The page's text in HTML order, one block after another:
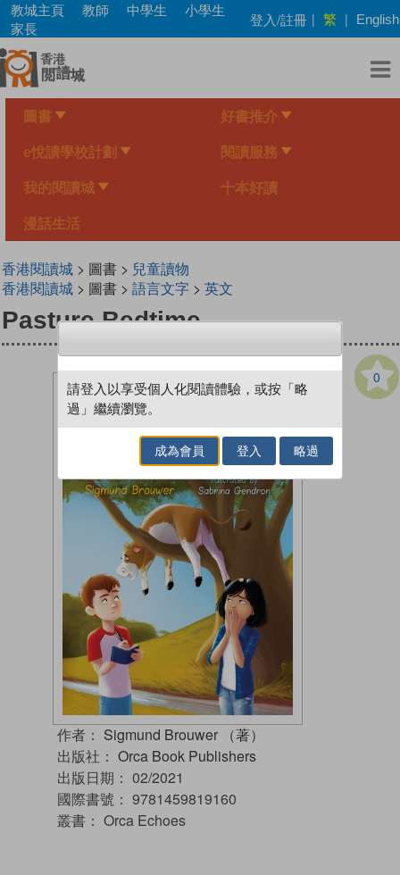
Skip
main
content
教城主頁 教師 中學生
小學生
家長
登入/註冊 | 繁 | English
圖書 好書推介
e悅讀學校計劃 閱讀服務
我的閱讀城 十本好讀
漫話生活
香港閱讀城> 圖書 > 兒童讀物
香港閱讀城> 圖書 > 語言文字> 英文
Pasture Bedtime
0
作者： Sigmund Brouwer （著）
出版社： Orca Book Publishers
出版日期： 02/2021
國際書號： 9781459819160
叢書： Orca Echoes
請登入以享受個人化閱讀體驗，或按「略
過」繼續瀏覽。
成為會員 登入 略過